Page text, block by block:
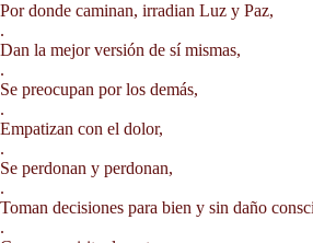
Por donde caminan, irradian Luz y Paz,
.
Dan la mejor versión de sí mismas,
.
Se preocupan por los demás,
.
Empatizan con el dolor,
.
Se perdonan y perdonan,
.
Toman decisiones para bien y sin daño
.